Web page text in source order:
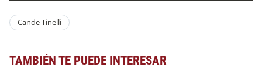
Cande Tinelli
TAMBIÉN TE PUEDE INTERESAR